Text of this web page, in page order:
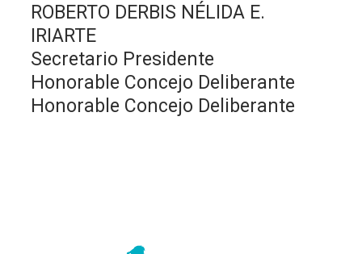
ROBERTO DERBIS NÉLIDA E.
IRIARTE
Secretario Presidente
Honorable Concejo Deliberante
Honorable Concejo Deliberante